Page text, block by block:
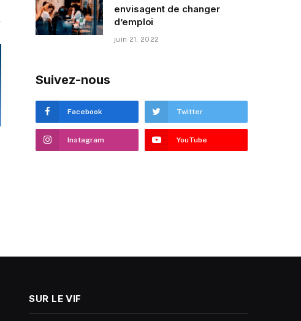
envisagent de changer
d’emploi
juin 21, 2022
Suivez-nous
Facebook Twitter
Instagram YouTube
SUR LE VIF